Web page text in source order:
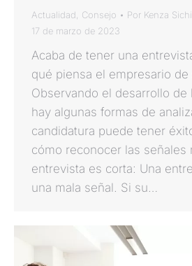
Actualidad Consejo Por Kenza Sichi
17 de marzo de 2023
Acaba de tener una
qué piensa el empresario de
Observando el desarrollo de
hay algunas formas de
candidatura puede tener
cómo reconocer las señales
entrevista es corta: Una
una mala señal. Si su…